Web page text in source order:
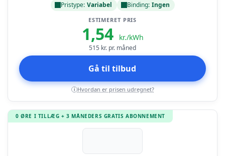
Pristype: Variabel Binding: Ingen
ESTIMERET PRIS
1,54 kr./kWh
515 kr. pr. måned
Gå til tilbud
i Hvordan er prisen udregnet?
0 ØRE I TILLÆG + 3 MÅNEDERS GRATIS ABONNEMENT